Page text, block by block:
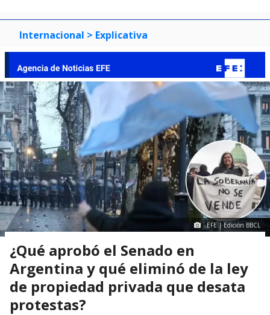
Internacional > Explicativa
EFE | Edición BBCL
¿Qué aprobó el Senado en
Argentina y qué eliminó de la ley
de propiedad privada que desata
protestas?